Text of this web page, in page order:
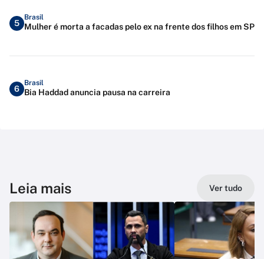
5
Brasil
Mulher é morta a facadas pelo ex na frente dos filhos em SP
6
Brasil
Bia Haddad anuncia pausa na carreira
Leia mais Ver tudo